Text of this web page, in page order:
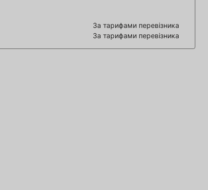
За тарифами перевізника
За тарифами перевізника